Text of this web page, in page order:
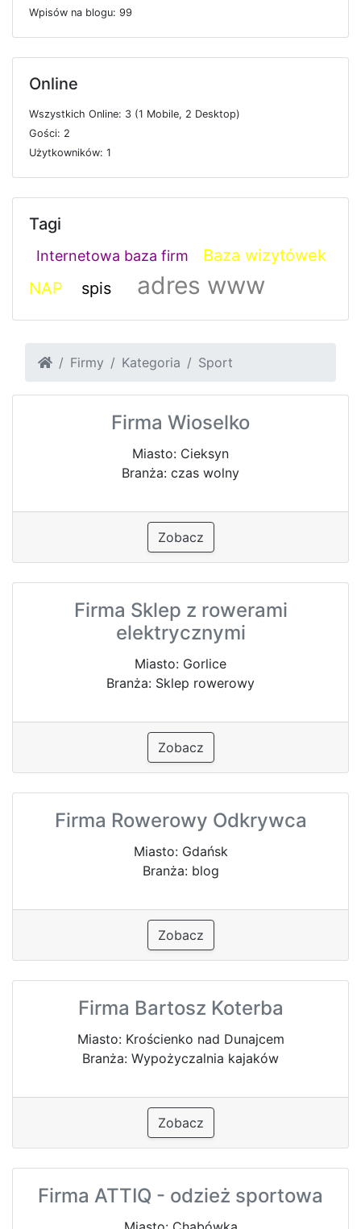
Wpisów na blogu: 99
Online
Wszystkich Online: 3 (1 Mobile, 2 Desktop)
Gości: 2
Użytkowników: 1
Tagi
Internetowa baza firm
Baza wizytówek
NAP
spis adres www
Firmy Kategoria Sport
Firma Wioselko
Miasto: Cieksyn
Branża: czas wolny
Zobacz
Firma Sklep z rowerami
elektrycznymi
Miasto: Gorlice
Branża: Sklep rowerowy
Zobacz
Firma Rowerowy Odkrywca
Miasto: Gdańsk
Branża: blog
Zobacz
Firma Bartosz Koterba
Miasto: Krościenko nad Dunajcem
Branża: Wypożyczalnia kajaków
Zobacz
Firma ATTIQ - odzież sportowa